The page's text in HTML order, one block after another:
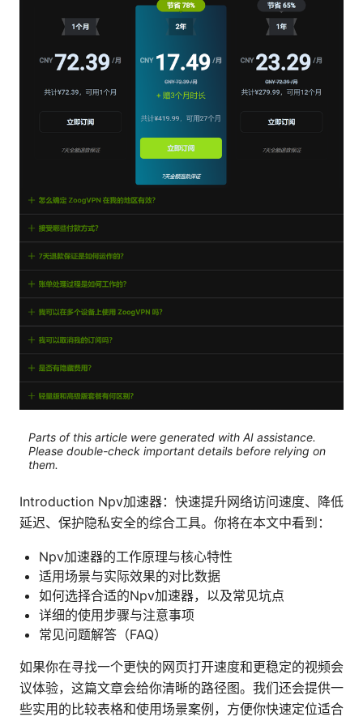
Parts of this article were generated with AI assistance.
Please double-check important details before relying on
them.
Introduction Npv加速器：快速提升网络访问速度、降低
延迟、保护隐私安全的综合工具。你将在本文中看到：
Npv加速器的工作原理与核心特性
适用场景与实际效果的对比数据
如何选择合适的Npv加速器，以及常见坑点
详细的使用步骤与注意事项
常见问题解答（FAQ）
如果你在寻找一个更快的网页打开速度和更稳定的视频会
议体验，这篇文章会给你清晰的路径图。我们还会提供一
些实用的比较表格和使用场景案例，方便你快速定位适合